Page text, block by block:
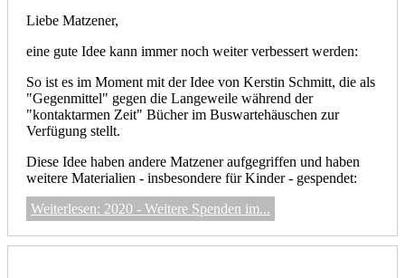
Liebe Matzener,
eine gute Idee kann immer noch weiter verbessert werden:
So ist es im Moment mit der Idee von Kerstin Schmitt, die als
"Gegenmittel" gegen die Langeweile während der
"kontaktarmen Zeit" Bücher im Buswartehäuschen zur
Verfügung stellt.
Diese Idee haben andere Matzener aufgegriffen und haben
weitere Materialien - insbesondere für Kinder - gespendet:
Weiterlesen: 2020 - Weitere Spenden im...